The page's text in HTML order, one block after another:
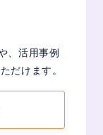
、活用事例
だけます。